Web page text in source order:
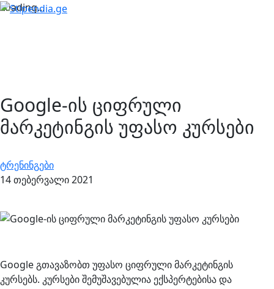
Loading...
Google-ის ციფრული
მარკეტინგის უფასო კურსები
ტრენინგები
14 თებერვალი 2021
Google გთავაზობთ უფასო ციფრული მარკეტინგის
კურსებს. კურსები შემუშავებულია ექსპერტებისა და